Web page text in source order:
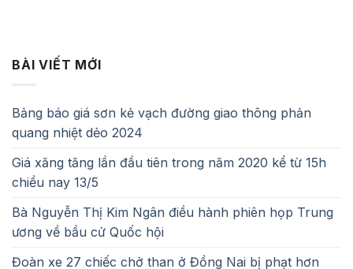
BÀI VIẾT MỚI
Bảng báo giá sơn kẻ vạch đường giao thông phản
quang nhiệt dẻo 2024
Giá xăng tăng lần đầu tiên trong năm 2020 kể từ 15h
chiều nay 13/5
Bà Nguyễn Thị Kim Ngân điều hành phiên họp Trung
ương về bầu cử Quốc hội
Đoàn xe 27 chiếc chở than ở Đồng Nai bị phạt hơn